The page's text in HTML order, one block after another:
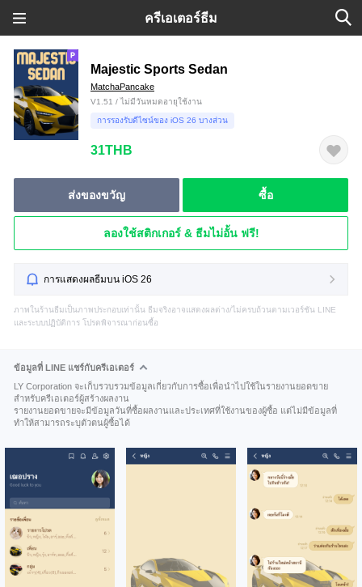
ครีเอเตอร์ธีม
Majestic Sports Sedan
MatchaPancake
V1.51 / ไม่มีวันหมดอายุใช้งาน
การรองรับดีไซน์ของ iOS 26 บางส่วน
31THB
ส่งของขวัญ ซื้อ
ลองใช้สติกเกอร์ & ธีมไม่อั้น ฟรี!
การแสดงผลธีมบน iOS 26
ภาพในร้านธีมเป็นภาพประกอบเท่านั้น ธีมจริงอาจแสดงผลต่าง/ไม่ครบถ้วนตามเวอร์ชัน LINE
และระบบปฏิบัติการ โปรดพิจารณาก่อนซื้อ
ข้อมูลที่ LINE แชร์กับครีเอเตอร์
LY Corporation จะเก็บรวบรวมข้อมูลเกี่ยวกับการซื้อเพื่อนำไปใช้ในรายงานยอดขาย
สำหรับครีเอเตอร์ผู้สร้างผลงาน
รายงานยอดขายจะมีข้อมูลวันที่ซื้อผลงานและประเทศที่ใช้งานของผู้ซื้อ แต่ไม่มีข้อมูลที่
ทำให้สามารถระบุตัวตนผู้ซื้อได้